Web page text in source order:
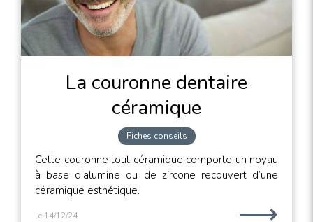
La couronne dentaire
céramique
Fiches conseils
Cette couronne tout céramique comporte un noyau
à base d’alumine ou de zircone recouvert d’une
céramique esthétique.
le 14/12/24 ⟶